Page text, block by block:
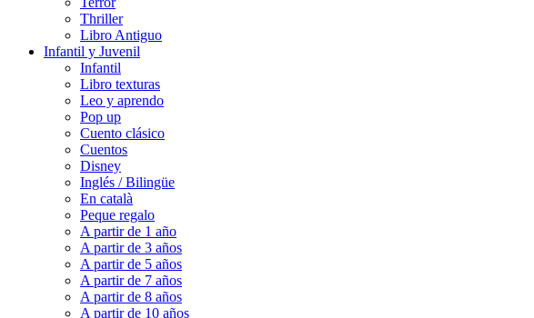
Thriller
Libro Antiguo
Infantil y Juvenil
Infantil
Libro texturas
Leo y aprendo
Pop up
Cuento clásico
Cuentos
Disney
Inglés / Bilingüe
En català
Peque regalo
A partir de 1 año
A partir de 3 años
A partir de 5 años
A partir de 7 años
A partir de 8 años
A partir de 10 años